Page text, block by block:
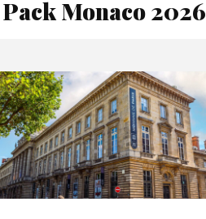
Pack Monaco 2026